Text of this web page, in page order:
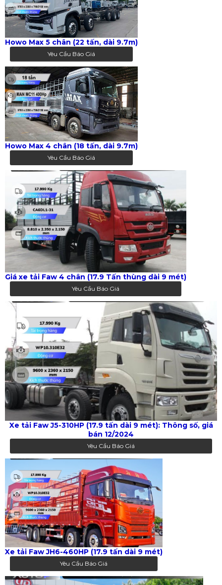
Howo Max 5 chân (22 tấn, dài 9.7m)
Yêu Cầu Báo Giá
Howo Max 4 chân (18 tấn, dài 9.7m)
Yêu Cầu Báo Giá
Giá xe tải Faw 4 chân (17.9 Tấn thùng dài 9 mét)
Yêu Cầu Báo Giá
Xe tải Faw J5-310HP (17.9 tấn dài 9 mét): Thông số, giá
bán 12/2024
Yêu Cầu Báo Giá
Xe tải Faw JH6-460HP (17.9 tấn dài 9 mét)
Yêu Cầu Báo Giá